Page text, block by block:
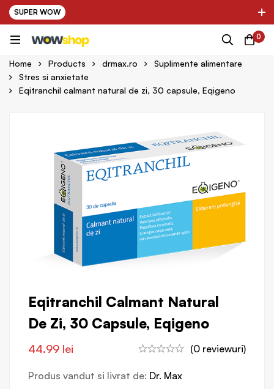
SUPER WOW
✌ Nou! Ultimii parteneri adaugati in platforma:
Farma ✌
0
Home Products drmax.ro
Suplimente alimentare
Stres si anxietate
Eqitranchil calmant natural de zi, 30 capsule, Eqigeno
Eqitranchil Calmant Natural
De Zi, 30 Capsule, Eqigeno
44.99 lei (0 reviewuri)
Produs vandut si livrat de: Dr. Max